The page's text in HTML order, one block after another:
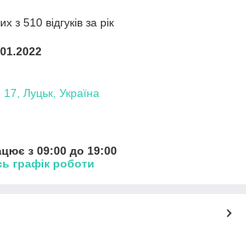
з 510 відгуків за рік
17, Луцьк, Україна
з 09:00 до 19:00
графік роботи